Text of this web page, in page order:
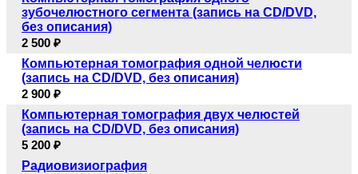
зубочелюстного сегмента (запись на CD/DVD,
без описания)
2 500 ₽
Компьютерная томография одной челюсти
(запись на CD/DVD, без описания)
2 900 ₽
Компьютерная томография двух челюстей
(запись на CD/DVD, без описания)
5 200 ₽
Радиовизиография